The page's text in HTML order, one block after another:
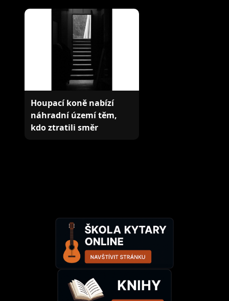
Houpací koně nabízí
náhradní území těm,
kdo ztratili směr